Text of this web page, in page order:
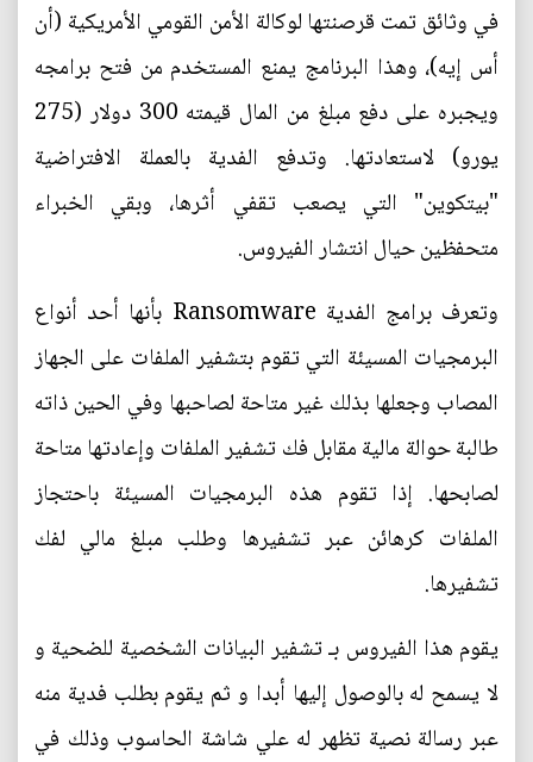
في وثائق تمت قرصنتها لوكالة الأمن القومي الأمريكية (أن
أس إيه)، وهذا البرنامج يمنع المستخدم من فتح برامجه
ويجبره على دفع مبلغ من المال قيمته 300 دولار (275
يورو) لاستعادتها. وتدفع الفدية بالعملة الافتراضية
"بيتكوين" التي يصعب تقفي أثرها، وبقي الخبراء
متحفظين حيال انتشار الفيروس.
وتعرف برامج الفدية Ransomware بأنها أحد أنواع
البرمجيات المسيئة التي تقوم بتشفير الملفات على الجهاز
المصاب وجعلها بذلك غير متاحة لصاحبها وفي الحين ذاته
طالبة حوالة مالية مقابل فك تشفير الملفات وإعادتها متاحة
لصابحها. إذا تقوم هذه البرمجيات المسيئة باحتجاز
الملفات كرهائن عبر تشفيرها وطلب مبلغ مالي لفك
تشفيرها.
يقوم هذا الفيروس بـ تشفير البيانات الشخصية للضحية و
لا يسمح له بالوصول إليها أبدا و ثم يقوم بطلب فدية منه
عبر رسالة نصية تظهر له علي شاشة الحاسوب وذلك في